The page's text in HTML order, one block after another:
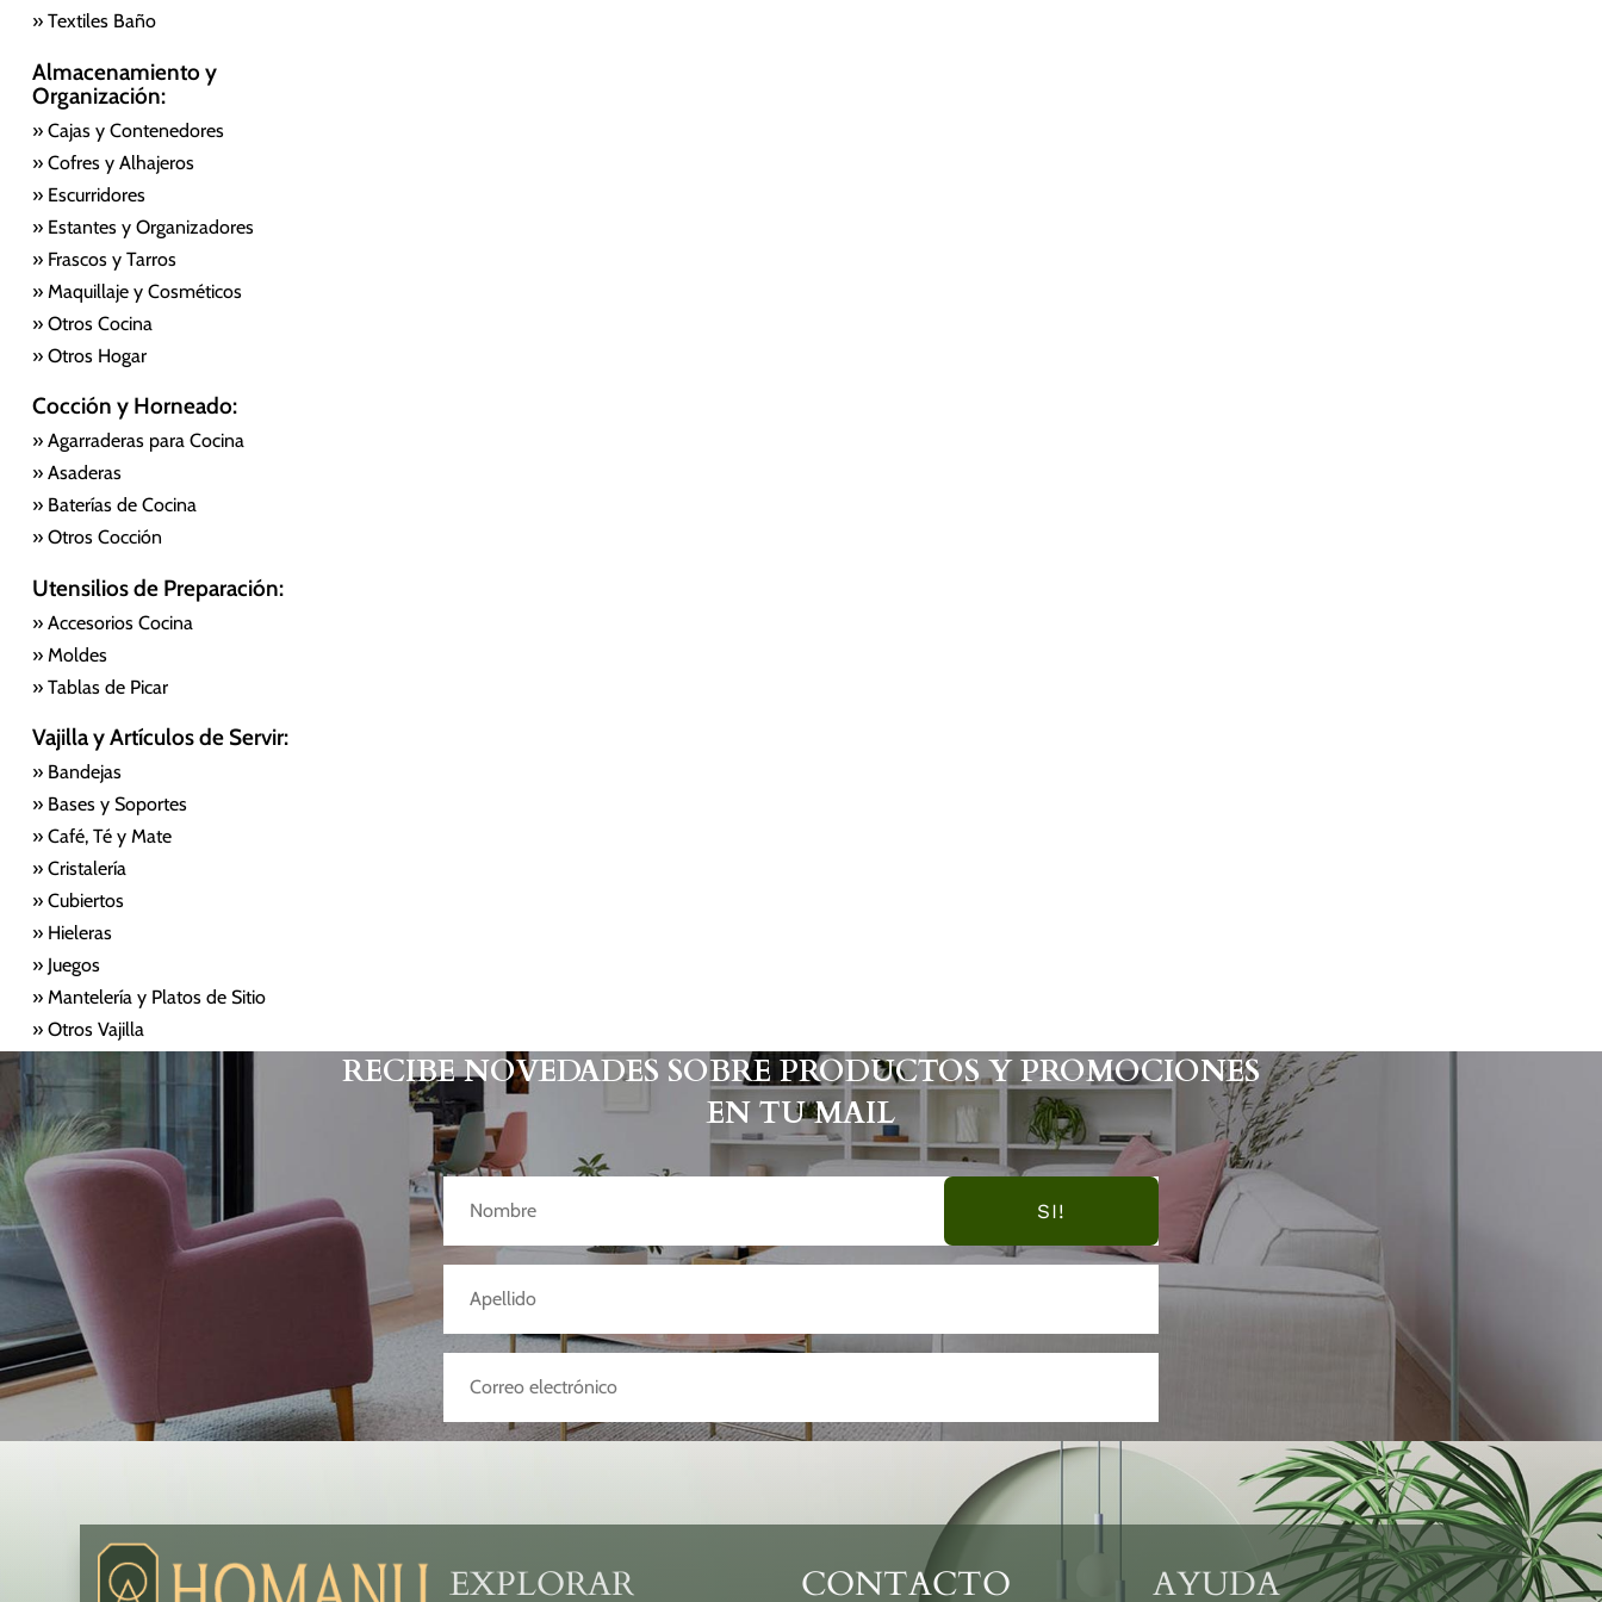
» Textiles Baño
Almacenamiento y
Organización:
» Cajas y Contenedores
» Cofres y Alhajeros
» Escurridores
» Estantes y Organizadores
» Frascos y Tarros
» Maquillaje y Cosméticos
» Otros Cocina
» Otros Hogar
Cocción y Horneado:
» Agarraderas para Cocina
» Asaderas
» Baterías de Cocina
» Otros Cocción
Utensilios de Preparación:
» Accesorios Cocina
» Moldes
» Tablas de Picar
Vajilla y Artículos de Servir:
» Bandejas
» Bases y Soportes
» Café, Té y Mate
» Cristalería
» Cubiertos
» Hieleras
» Juegos
» Mantelería y Platos de Sitio
» Otros Vajilla
RECIBE NOVEDADES SOBRE PRODUCTOS Y PROMOCIONES
EN TU MAIL
SI!
EXPLORAR CONTACTO AYUDA